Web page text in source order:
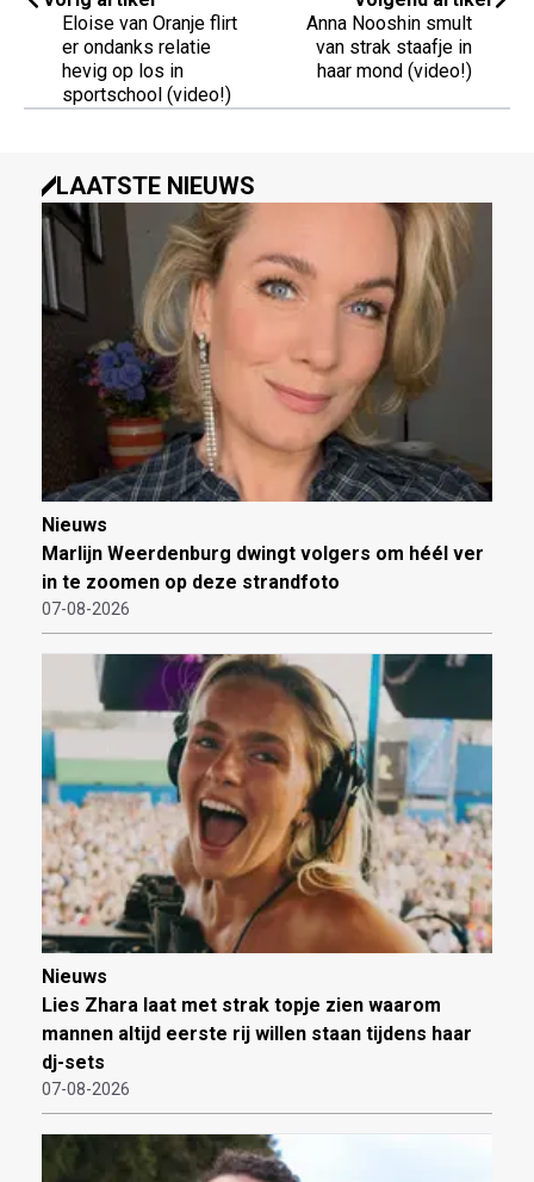
Eloise van Oranje flirt
er ondanks relatie
hevig op los in
sportschool (video!)
Anna Nooshin smult
van strak staafje in
haar mond (video!)
LAATSTE NIEUWS
Nieuws
Marlijn Weerdenburg dwingt volgers om héél ver
in te zoomen op deze strandfoto
07-08-2026
Nieuws
Lies Zhara laat met strak topje zien waarom
mannen altijd eerste rij willen staan tijdens haar
dj-sets
07-08-2026